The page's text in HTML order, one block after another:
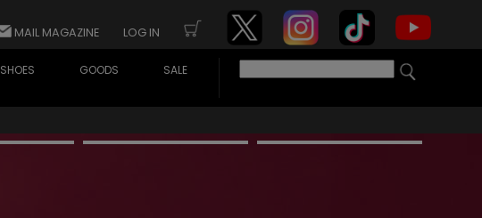
MAIL MAGAZINE LOG IN
SHOES GOODS SALE